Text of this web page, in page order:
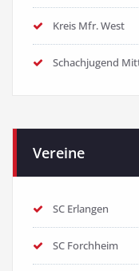
Kreis Mfr. West
Schachjugend
Vereine
SC Erlangen
SC Forchheim